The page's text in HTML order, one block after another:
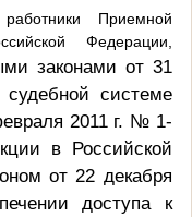
Приемной
Федерации,
законами от 31
системе
2011 г. № 1-
в Российской
от 22 декабря
доступа к